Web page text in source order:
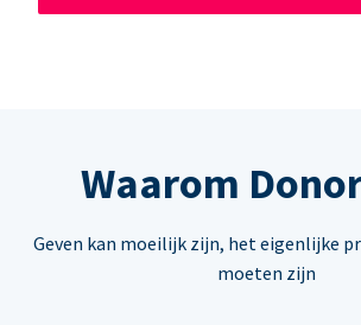
Waarom
Geven kan moeilijk zijn, het eigenlijke
moeten zijn